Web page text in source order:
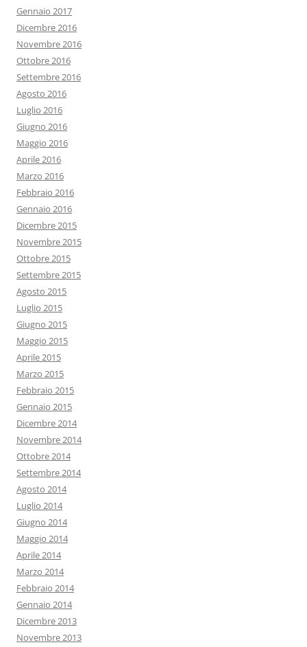
Gennaio 2017
Dicembre 2016
Novembre 2016
Ottobre 2016
Settembre 2016
Agosto 2016
Luglio 2016
Giugno 2016
Maggio 2016
Aprile 2016
Marzo 2016
Febbraio 2016
Gennaio 2016
Dicembre 2015
Novembre 2015
Ottobre 2015
Settembre 2015
Agosto 2015
Luglio 2015
Giugno 2015
Maggio 2015
Aprile 2015
Marzo 2015
Febbraio 2015
Gennaio 2015
Dicembre 2014
Novembre 2014
Ottobre 2014
Settembre 2014
Agosto 2014
Luglio 2014
Giugno 2014
Maggio 2014
Aprile 2014
Marzo 2014
Febbraio 2014
Gennaio 2014
Dicembre 2013
Novembre 2013